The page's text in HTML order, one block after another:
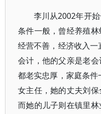
李川从2002年开
条件一般，曾经养殖
经营不善，经济收入
会计，他的父亲是老
都老实忠厚，家庭条
女主任，她的丈夫刘保
而她的儿子则在镇里